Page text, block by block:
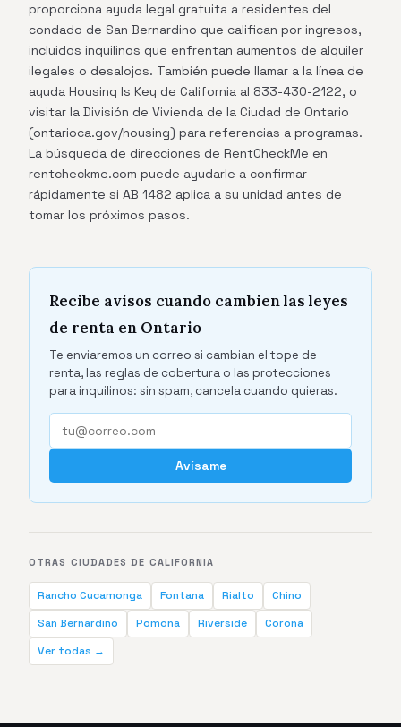
proporciona ayuda legal gratuita a residentes del
condado de San Bernardino que califican por ingresos,
incluidos inquilinos que enfrentan aumentos de alquiler
ilegales o desalojos. También puede llamar a la línea de
ayuda Housing Is Key de California al 833-430-2122, o
visitar la División de Vivienda de la Ciudad de Ontario
(ontarioca.gov/housing) para referencias a programas.
La búsqueda de direcciones de RentCheckMe en
rentcheckme.com puede ayudarle a confirmar
rápidamente si AB 1482 aplica a su unidad antes de
tomar los próximos pasos.
Recibe avisos cuando cambien las leyes
de renta en Ontario
Te enviaremos un correo si cambian el tope de
renta, las reglas de cobertura o las protecciones
para inquilinos: sin spam, cancela cuando quieras.
Avísame
OTRAS CIUDADES DE CALIFORNIA
Rancho Cucamonga Fontana Rialto
Chino
San Bernardino
Pomona Riverside
Corona
Ver todas →